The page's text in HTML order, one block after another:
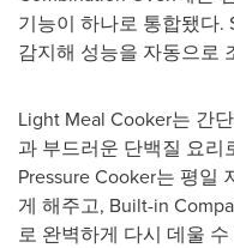
기능이 하나로 통합됐다.
감지해 성능을 자동으로
Light Meal Cooker는 간
과 부드러운 단백질 요리
Pressure Cooker는 평일
게 해주고, Built-in
로 완벽하게 다시 데울 수